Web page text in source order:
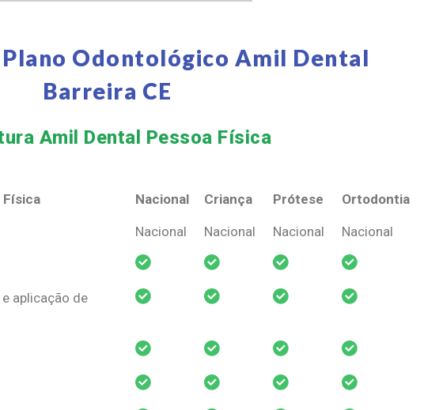
Odontológico Amil Dental
Barreira CE
Amil Dental Pessoa Física​
Física Nacional Criança Prótese
Ortodontia
Nacional Criança Prótese Ortodontia
Nacional Nacional Nacional Nacional
aplicação de